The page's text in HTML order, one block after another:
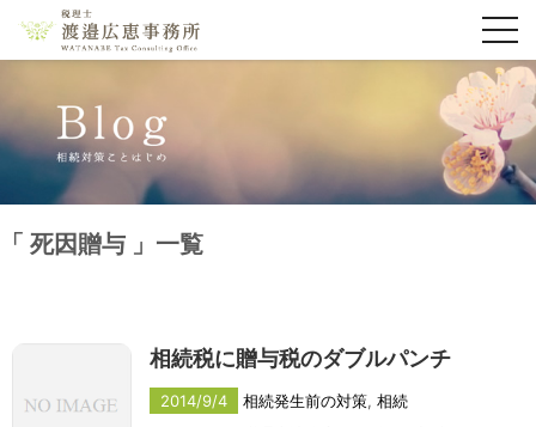
死因贈与 一覧
相続税に贈与税のダブルパンチ
2014/9/4 相続発生前の対策,相続